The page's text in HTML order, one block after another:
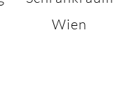
Wien